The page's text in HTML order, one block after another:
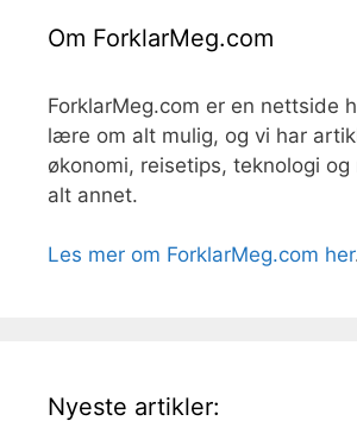
Om ForklarMeg.com
ForklarMeg.com er en nettside
lære om alt mulig, og vi har
økonomi, reisetips, teknologi
alt annet.
Les mer om ForklarMeg.com her
Nyeste artikler: